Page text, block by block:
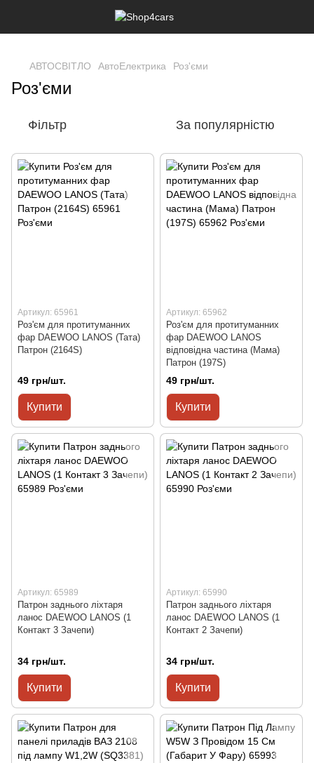
АВТОСВІТЛО АвтоЕлектрика Роз'єми
Роз'єми
Фільтр За популярністю
Артикул: 65961
Роз'єм для протитуманних
фар DAEWOO LANOS (Тата)
Патрон (2164S)
49 грн/шт.
Купити
Артикул: 65962
Роз'єм для протитуманних
фар DAEWOO LANOS
відповідна частина (Мама)
Патрон (197S)
49 грн/шт.
Купити
Артикул: 65989
Патрон заднього ліхтаря
ланос DAEWOO LANOS (1
Контакт 3 Зачепи)
34 грн/шт.
Купити
Артикул: 65990
Патрон заднього ліхтаря
ланос DAEWOO LANOS (1
Контакт 2 Зачепи)
34 грн/шт.
Купити